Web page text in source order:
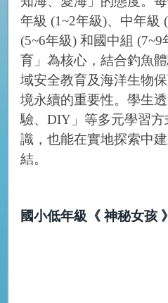
年級 (1~2年級)、中年級
(5~6年級) 和國中組
育」為核心，結合釣魚
域安全教育及海洋生物
境永續的重要性。學生
驗、DIY」等多元學習
識，也能在實地探索中
結。
國小低年級《 神秘女孩 》